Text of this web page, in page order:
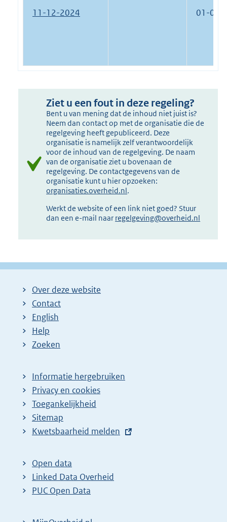
11-12-2024 01-01-
Ziet u een fout in deze regeling?
Bent u van mening dat de inhoud niet juist is?
Neem dan contact op met de organisatie die de
regelgeving heeft gepubliceerd. Deze
organisatie is namelijk zelf verantwoordelijk
voor de inhoud van de regelgeving. De naam
van de organisatie ziet u bovenaan de
regelgeving. De contactgegevens van de
organisatie kunt u hier opzoeken:
organisaties.overheid.nl.
Werkt de website of een link niet goed? Stuur
dan een e-mail naar regelgeving@overheid.nl
Over deze website
Contact
English
Help
Zoeken
Informatie hergebruiken
Privacy en cookies
Toegankelijkheid
Sitemap
E
t
e
r
Kwetsbaarheid melden
Open data
Linked Data Overheid
PUC Open Data